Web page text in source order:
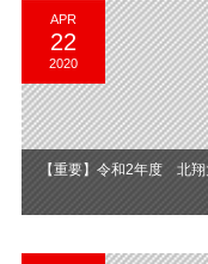
APR
22
2020
【重要】令和2年度 北